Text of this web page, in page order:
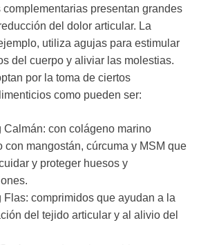
presentan grandes
del dolor articular. La
utiliza agujas para estimular
del cuerpo y aliviar las molestias.
por la toma de ciertos
como pueden ser:
Calmán: con colágeno marino
con mangostán, cúrcuma y MSM que
y proteger huesos y
Flas: comprimidos que ayudan a la
del tejido articular y al alivio del